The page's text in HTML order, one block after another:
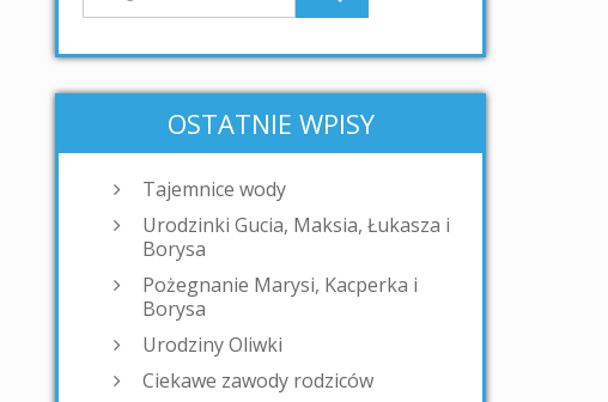
OSTATNIE WPISY
Tajemnice wody
Urodzinki Gucia, Maksia, Łukasza i
Borysa
Pożegnanie Marysi, Kacperka i
Borysa
Urodziny Oliwki
Ciekawe zawody rodziców